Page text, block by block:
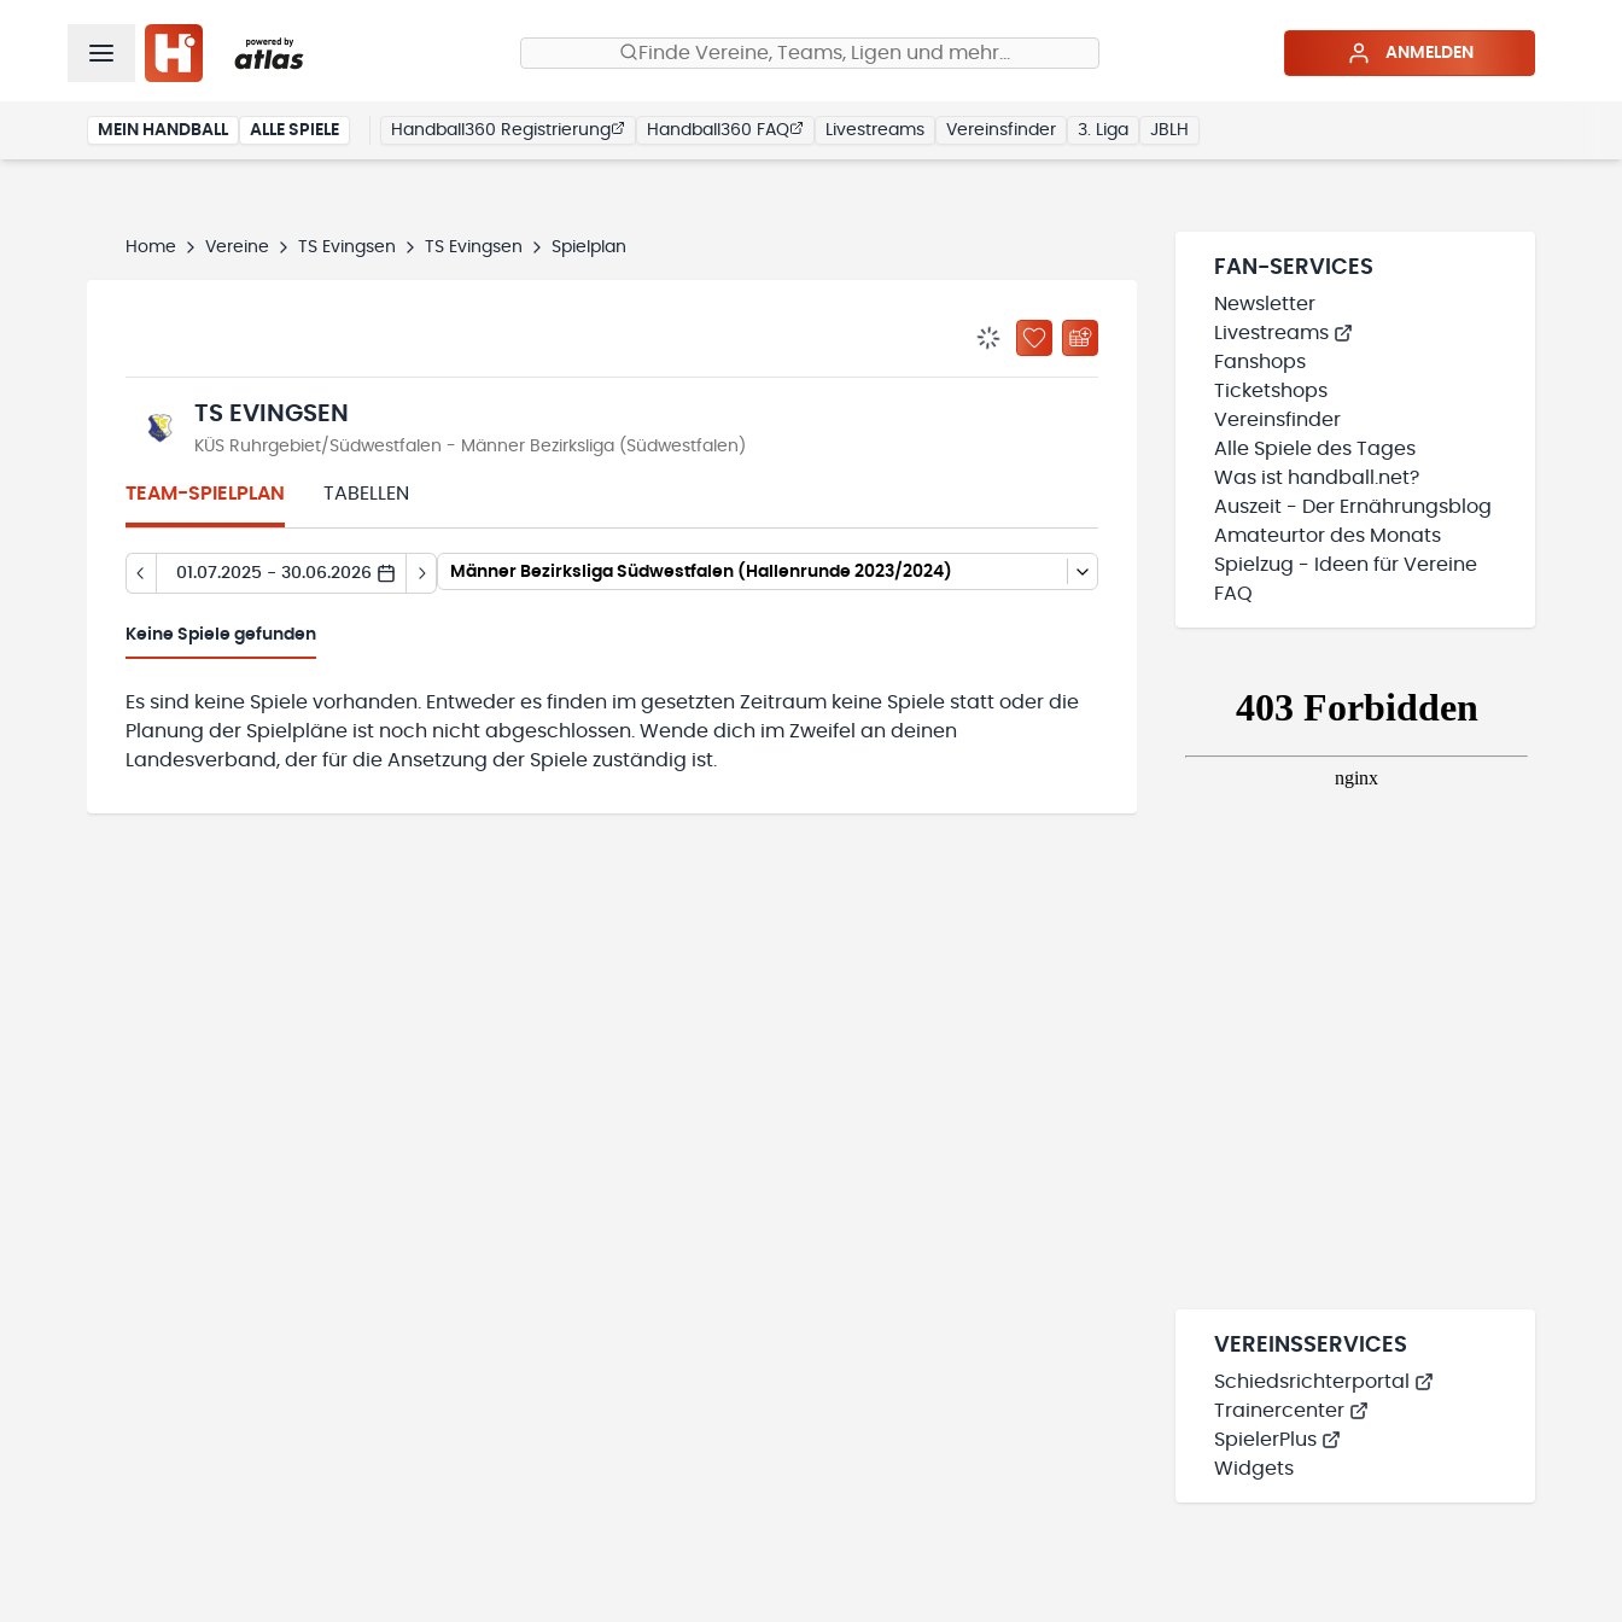
Finde Vereine, Teams, Ligen und mehr… ANMELDEN
MEIN HANDBALL ALLE SPIELE Handball360 Registrierung Handball360 FAQ Livestreams Vereinsfinder 3. Liga JBLH
Home Vereine TS Evingsen TS Evingsen Spielplan
BENACHRICHTIGUNGSSTATUS WIRD GELADEN
ZU „MEINE TEAMS“ HINZUFÜGEN
TS EVINGSEN
KÜS Ruhrgebiet/Südwestfalen - Männer Bezirksliga (Südwestfalen)
TEAM-SPIELPLAN TABELLEN
01.07.2025 - 30.06.2026 Männer Bezirksliga Südwestfalen (Hallenrunde 2023/2024)
Keine Spiele gefunden
Es sind keine Spiele vorhanden. Entweder es finden im gesetzten Zeitraum keine Spiele statt oder die
Planung der Spielpläne ist noch nicht abgeschlossen. Wende dich im Zweifel an deinen
Landesverband, der für die Ansetzung der Spiele zuständig ist.
FAN-SERVICES
Newsletter
Livestreams
Fanshops
Ticketshops
Vereinsfinder
Alle Spiele des Tages
Was ist handball.net?
Auszeit - Der Ernährungsblog
Amateurtor des Monats
Spielzug - Ideen für Vereine
FAQ
VEREINSSERVICES
Schiedsrichterportal
Trainercenter
SpielerPlus
Widgets